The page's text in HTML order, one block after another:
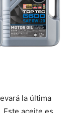
la última
Este aceite es